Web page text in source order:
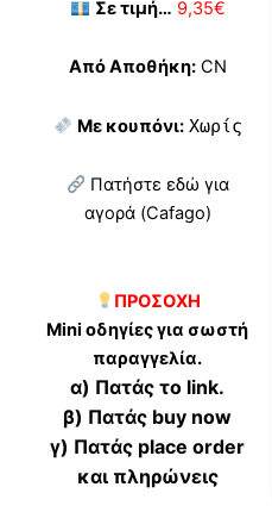
Σε τιμή… 9,35€
Από Αποθήκη:CN
Με κουπόνι: Χωρίς
Πατήστε εδώ για
αγορά (Cafago)
ΠΡΟΣΟΧΗ
Mini οδηγίες για σωστή
παραγγελία.
α) Πατάς το link.
β) Πατάς buy now
γ) Πατάς place order
και πληρώνεις